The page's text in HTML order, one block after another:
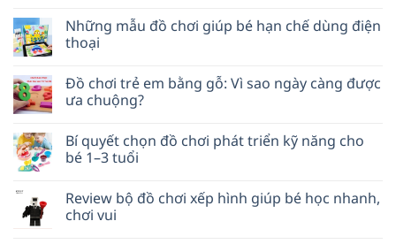
Những mẫu đồ chơi giúp bé hạn chế dùng điện
thoại
Đồ chơi trẻ em bằng gỗ: Vì sao ngày càng được
ưa chuộng?
Bí quyết chọn đồ chơi phát triển kỹ năng cho
bé 1–3 tuổi
Review bộ đồ chơi xếp hình giúp bé học nhanh,
chơi vui